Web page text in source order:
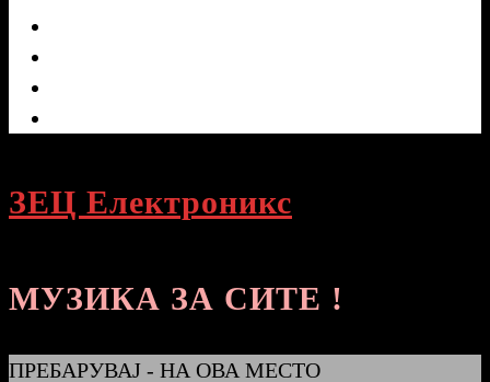
ЗЕЦ Електроникс
МУЗИКА ЗА СИТЕ !
ПРЕБАРУВАЈ - НА ОВА МЕСТО